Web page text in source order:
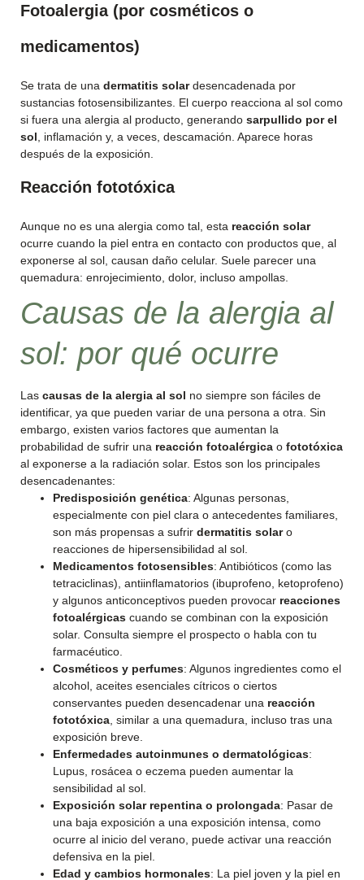
Fotoalergia (por cosméticos o
medicamentos)
Se trata de una dermatitis solardesencadenada por
sustancias fotosensibilizantes. El cuerpo reacciona al sol como
si fuera una alergia al producto, generando sarpullido por el
sol , inflamación y, a veces, descamación. Aparece horas
después de la exposición.
Reacción fototóxica
Aunque no es una alergia como tal, esta reacción solar
ocurre cuando la piel entra en contacto con productos que, al
exponerse al sol, causan daño celular. Suele parecer una
quemadura: enrojecimiento, dolor, incluso ampollas.
Causas de la alergia al
sol: por qué ocurre
Las causas de la alergia al sol no siempre son fáciles de
identificar, ya que pueden variar de una persona a otra. Sin
embargo, existen varios factores que aumentan la
probabilidad de sufrir una reacción fotoalérgica o fototóxica
al exponerse a la radiación solar. Estos son los principales
desencadenantes:
Predisposición genética: Algunas personas,
especialmente con piel clara o antecedentes familiares,
son más propensas a sufrir dermatitis solaro
reacciones de hipersensibilidad al sol.
Medicamentos fotosensibles: Antibióticos (como las
tetraciclinas), antiinflamatorios (ibuprofeno, ketoprofeno)
y algunos anticonceptivos pueden provocar reacciones
fotoalérgicas cuando se combinan con la exposición
solar. Consulta siempre el prospecto o habla con tu
farmacéutico.
Cosméticos y perfumes: Algunos ingredientes como el
alcohol, aceites esenciales cítricos o ciertos
conservantes pueden desencadenar una reacción
fototóxica , similar a una quemadura, incluso tras una
exposición breve.
Enfermedades autoinmunes o dermatológicas:
Lupus, rosácea o eczema pueden aumentar la
sensibilidad al sol.
Exposición solar repentina o prolongada: Pasar de
una baja exposición a una exposición intensa, como
ocurre al inicio del verano, puede activar una reacción
defensiva en la piel.
Edad y cambios hormonales: La piel joven y la piel en